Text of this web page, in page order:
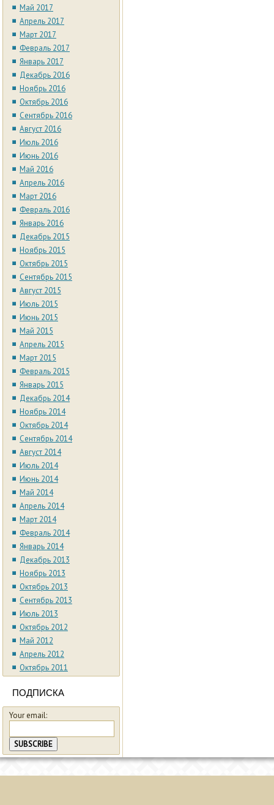
Май 2017
Апрель 2017
Март 2017
Февраль 2017
Январь 2017
Декабрь 2016
Ноябрь 2016
Октябрь 2016
Сентябрь 2016
Август 2016
Июль 2016
Июнь 2016
Май 2016
Апрель 2016
Март 2016
Февраль 2016
Январь 2016
Декабрь 2015
Ноябрь 2015
Октябрь 2015
Сентябрь 2015
Август 2015
Июль 2015
Июнь 2015
Май 2015
Апрель 2015
Март 2015
Февраль 2015
Январь 2015
Декабрь 2014
Ноябрь 2014
Октябрь 2014
Сентябрь 2014
Август 2014
Июль 2014
Июнь 2014
Май 2014
Апрель 2014
Март 2014
Февраль 2014
Январь 2014
Декабрь 2013
Ноябрь 2013
Октябрь 2013
Сентябрь 2013
Июль 2013
Октябрь 2012
Май 2012
Апрель 2012
Октябрь 2011
ПОДПИСКА
Your email: